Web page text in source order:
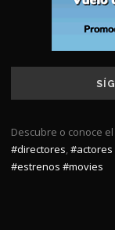
Descubre o conoce
#directores,#actores
#estrenos #movies